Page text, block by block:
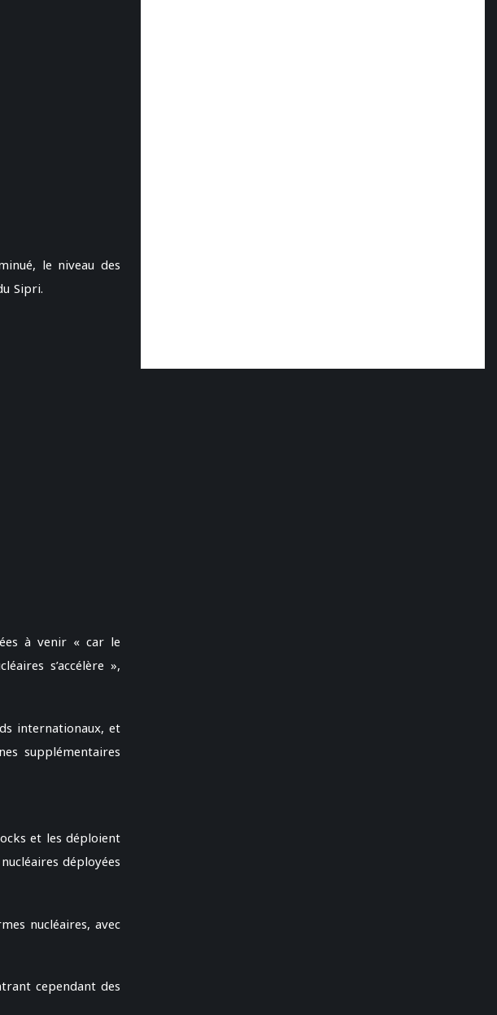
le niveau des
Sipri.
à venir « car le
s’accélère »,
internationaux, et
supplémentaires
et les déploient
déployées
nucléaires, avec
cependant des